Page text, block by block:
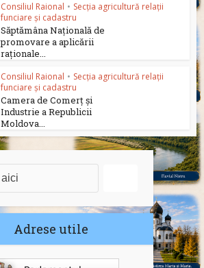
Consiliul Raional • Secția agricultură relații
funciare și cadastru
Săptămâna Națională de
promovare a aplicării
raționale...
Consiliul Raional • Secția agricultură relații
funciare și cadastru
Camera de Comerț și
Industrie a Republicii
Moldova...
Adrese utile